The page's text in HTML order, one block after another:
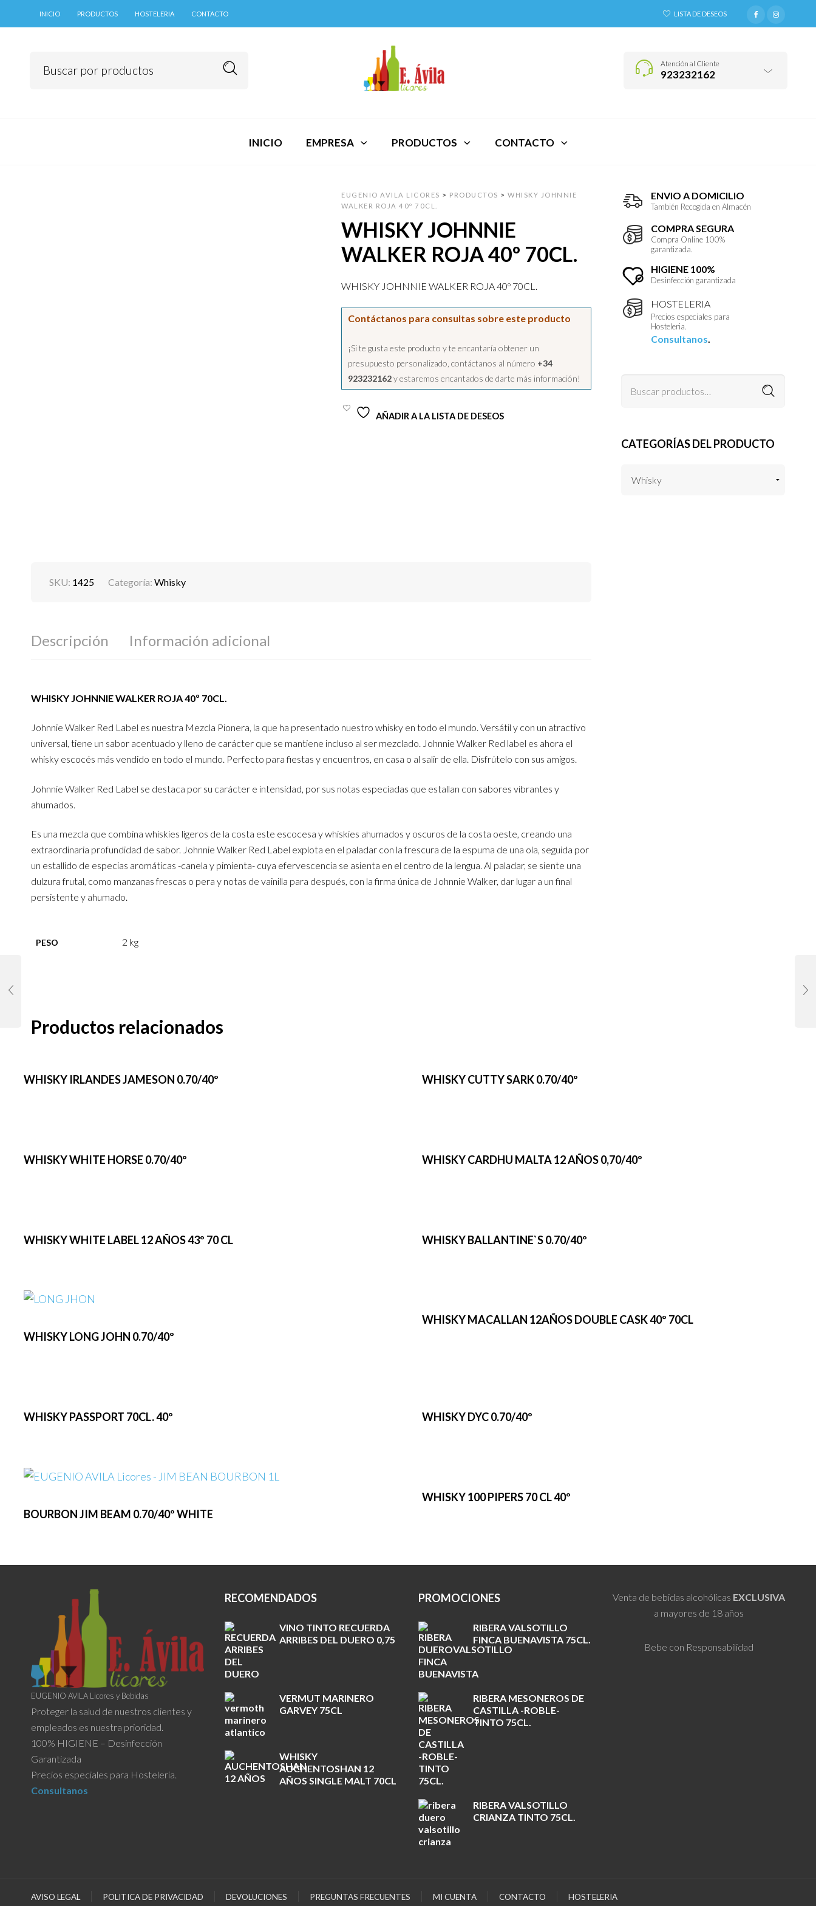
INICIO PRODUCTOS HOSTELERIA CONTACTO LISTA DE DESEOS
Atención al Cliente
923232162
INICIO EMPRESA PRODUCTOS CONTACTO
ENVIO A DOMICILIO
También Recogida en Almacén
COMPRA SEGURA
Compra Online 100%
garantizada.
HIGIENE 100%
Desinfección garantizada
HOSTELERIA
Precios especiales para
Hosteleria.
Consultanos.
CATEGORÍAS DEL PRODUCTO
EUGENIO AVILA LICORES > PRODUCTOS >WHISKY JOHNNIE
WALKER ROJA 40º 70CL.
WHISKY JOHNNIE
WALKER ROJA 40º 70CL.
WHISKY JOHNNIE WALKER ROJA 40º 70CL.
Contáctanos para consultas sobre este producto
¡Si te gusta este producto y te encantaría obtener un
presupuesto personalizado, contáctanos al número +34
923232162y estaremos encantados de darte más información!
AÑADIR A LA LISTA DE DESEOS
SKU: 1425 Categoría: Whisky
Descripción Información adicional
WHISKY JOHNNIE WALKER ROJA 40º 70CL.
Johnnie Walker Red Label es nuestra Mezcla Pionera, la que ha presentado nuestro whisky en todo el mundo. Versátil y con un atractivo
universal, tiene un sabor acentuado y lleno de carácter que se mantiene incluso al ser mezclado. Johnnie Walker Red label es ahora el
whisky escocés más vendido en todo el mundo. Perfecto para fiestas y encuentros, en casa o al salir de ella. Disfrútelo con sus amigos.
Johnnie Walker Red Label se destaca por su carácter e intensidad, por sus notas especiadas que estallan con sabores vibrantes y
ahumados.
Es una mezcla que combina whiskies ligeros de la costa este escocesa y whiskies ahumados y oscuros de la costa oeste, creando una
extraordinaria profundidad de sabor. Johnnie Walker Red Label explota en el paladar con la frescura de la espuma de una ola, seguida por
un estallido de especias aromáticas -canela y pimienta- cuya efervescencia se asienta en el centro de la lengua. Al paladar, se siente una
dulzura frutal, como manzanas frescas o pera y notas de vainilla para después, con la firma única de Johnnie Walker, dar lugar a un final
persistente y ahumado.
PESO 2 kg
Productos relacionados
WHISKY IRLANDES JAMESON 0.70/40º WHISKY CUTTY SARK 0.70/40º
WHISKY WHITE HORSE 0.70/40º WHISKY CARDHU MALTA 12 AÑOS 0,70/40º
WHISKY WHITE LABEL 12 AÑOS 43º 70 CL WHISKY BALLANTINE`S 0.70/40º
WHISKY LONG JOHN 0.70/40º
WHISKY MACALLAN 12AÑOS DOUBLE CASK 40º 70CL
WHISKY PASSPORT 70CL. 40º WHISKY DYC 0.70/40º
BOURBON JIM BEAM 0.70/40º WHITE
WHISKY 100 PIPERS 70 CL 40º
EUGENIO AVILA Licores y Bebidas
Proteger la salud de nuestros clientes y
empleados es nuestra prioridad.
100% HIGIENE – Desinfección
Garantizada
Precios especiales para Hosteleria.
Consultanos
RECOMENDADOS
VINO TINTO RECUERDA
ARRIBES DEL DUERO 0,75
VERMUT MARINERO
GARVEY 75CL
WHISKY
AUCHENTOSHAN 12
AÑOS SINGLE MALT 70CL
PROMOCIONES
RIBERA VALSOTILLO
FINCA BUENAVISTA 75CL.
RIBERA MESONEROS DE
CASTILLA -ROBLE-
TINTO 75CL.
RIBERA VALSOTILLO
CRIANZA TINTO 75CL.
Venta de bebidas alcohólicas EXCLUSIVA
a mayores de 18 años
Bebe con Responsabilidad
AVISO LEGAL POLITICA DE PRIVACIDAD DEVOLUCIONES PREGUNTAS FRECUENTES MI CUENTA CONTACTO HOSTELERIA